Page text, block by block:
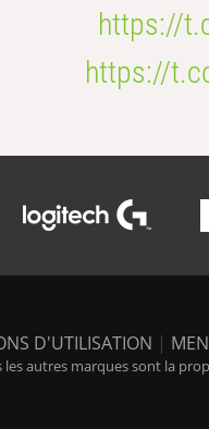
https://
https://
D'UTILISATION |
autres marques sont la